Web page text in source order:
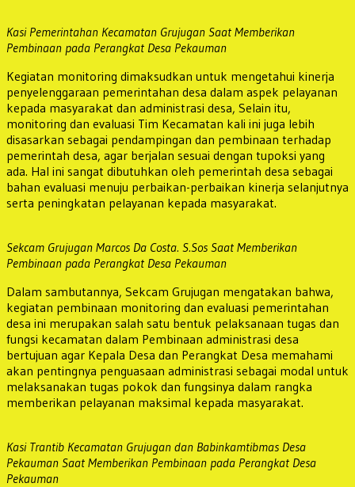
Kasi Pemerintahan Kecamatan Grujugan Saat Memberikan
Pembinaan pada Perangkat Desa Pekauman
Kegiatan monitoring dimaksudkan untuk mengetahui kinerja
penyelenggaraan pemerintahan desa dalam aspek pelayanan
kepada masyarakat dan administrasi desa, Selain itu,
monitoring dan evaluasi Tim Kecamatan kali ini juga lebih
disasarkan sebagai pendampingan dan pembinaan terhadap
pemerintah desa, agar berjalan sesuai dengan tupoksi yang
ada. Hal ini sangat dibutuhkan oleh pemerintah desa sebagai
bahan evaluasi menuju perbaikan-perbaikan kinerja selanjutnya
serta peningkatan pelayanan kepada masyarakat.
Sekcam Grujugan Marcos Da Costa. S.Sos Saat Memberikan
Pembinaan pada Perangkat Desa Pekauman
Dalam sambutannya, Sekcam Grujugan mengatakan bahwa,
kegiatan pembinaan monitoring dan evaluasi pemerintahan
desa ini merupakan salah satu bentuk pelaksanaan tugas dan
fungsi kecamatan dalam Pembinaan administrasi desa
bertujuan agar Kepala Desa dan Perangkat Desa memahami
akan pentingnya penguasaan administrasi sebagai modal untuk
melaksanakan tugas pokok dan fungsinya dalam rangka
memberikan pelayanan maksimal kepada masyarakat.
Kasi Trantib Kecamatan Grujugan dan Babinkamtibmas Desa
Pekauman Saat Memberikan Pembinaan pada Perangkat Desa
Pekauman